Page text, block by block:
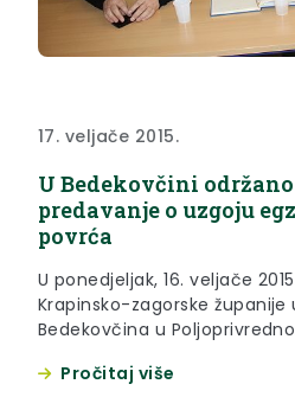
17. veljače 2015.
U Bedekovčini
predavanje o uzgoju
povrća
U ponedjeljak, 16. veljače
Krapinsko-zagorske županije
Bedekovčina u
povrća.
Pročitaj više